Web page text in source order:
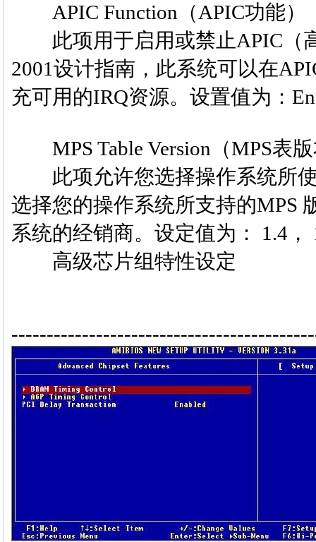
APIC Function（APIC功能）
此项用于启用或禁止APIC（
2001设计指南，此系统可以在
充可用的IRQ资源。设置值为：
MPS Table Version（MPS表
此项允许您选择操作系统所使
选择您的操作系统所支持的MPS
系统的经销商。设定值为： 1.4，
高级芯片组特性设定